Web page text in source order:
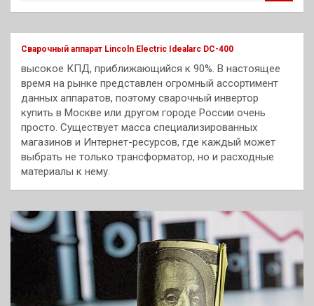
к
Сварочный аппарат Lincoln Electric Idealarc DC-400
высокое КПД, приближающийся к 90%. В настоящее
время на рынке представлен огромный ассортимент
данных аппаратов, поэтому сварочный инвертор
купить в Москве или другом городе России очень
просто. Существует масса специализированных
магазинов и Интернет-ресурсов, где каждый может
выбрать не только трансформатор, но и расходные
материалы к нему.